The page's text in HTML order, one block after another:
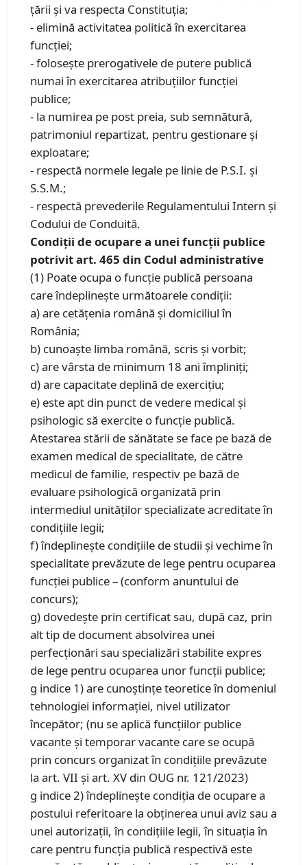
ţării şi va respecta Constituţia;
- elimină activitatea politică în exercitarea
funcţiei;
- foloseşte prerogativele de putere publică
numai în exercitarea atribuţiilor funcţiei
publice;
- la numirea pe post preia, sub semnătură,
patrimoniul repartizat, pentru gestionare şi
exploatare;
- respectă normele legale pe linie de P.S.I. şi
S.S.M.;
- respectă prevederile Regulamentului Intern şi
Codului de Conduită.
Condiții de ocupare a unei funcții publice
potrivit art. 465 din Codul administrative
(1) Poate ocupa o funcţie publică persoana
care îndeplineşte următoarele condiţii:
a) are cetăţenia română şi domiciliul în
România;
b) cunoaşte limba română, scris şi vorbit;
c) are vârsta de minimum 18 ani împliniţi;
d) are capacitate deplină de exerciţiu;
e) este apt din punct de vedere medical şi
psihologic să exercite o funcţie publică.
Atestarea stării de sănătate se face pe bază de
examen medical de specialitate, de către
medicul de familie, respectiv pe bază de
evaluare psihologică organizată prin
intermediul unităţilor specializate acreditate în
condiţiile legii;
f) îndeplineşte condiţiile de studii şi vechime în
specialitate prevăzute de lege pentru ocuparea
funcţiei publice – (conform anuntului de
concurs);
g) dovedeşte prin certificat sau, după caz, prin
alt tip de document absolvirea unei
perfecţionări sau specializări stabilite expres
de lege pentru ocuparea unor funcţii publice;
g indice 1) are cunoştinţe teoretice în domeniul
tehnologiei informaţiei, nivel utilizator
începător; (nu se aplică funcţiilor publice
vacante şi temporar vacante care se ocupă
prin concurs organizat în condiţiile prevăzute
la art. VII şi art. XV din OUG nr. 121/2023)
g indice 2) îndeplineşte condiţia de ocupare a
postului referitoare la obţinerea unui aviz sau a
unei autorizaţii, în condiţiile legii, în situaţia în
care pentru funcţia publică respectivă este